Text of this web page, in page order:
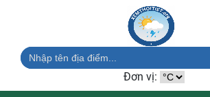
Đơn vị: